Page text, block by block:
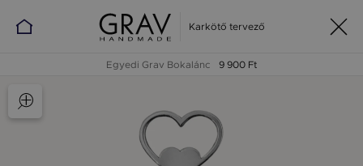
Karkötő tervező
Egyedi Grav Bokalánc 9 900 Ft